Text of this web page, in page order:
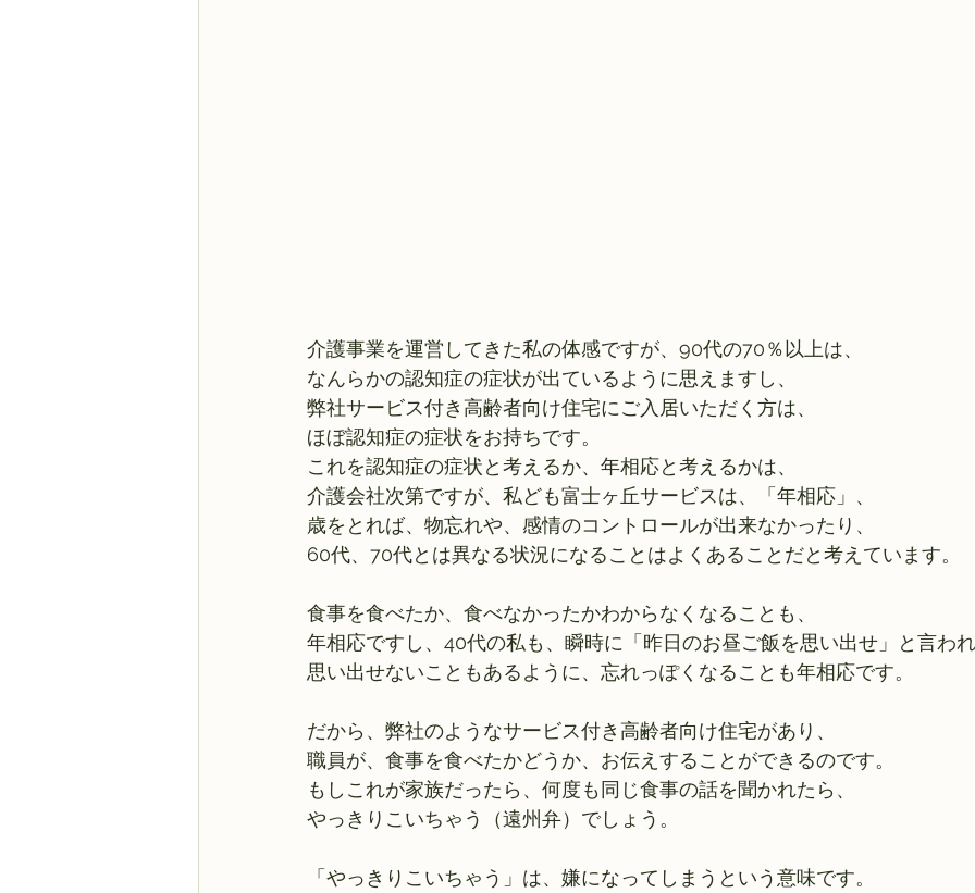
介護事業を運営してきた私の体感ですが、90代の70％以上は、
なんらかの認知症の症状が出ているように思えますし、
弊社サービス付き高齢者向け住宅にご入居いただく方は、
ほぼ認知症の症状をお持ちです。
これを認知症の症状と考えるか、年相応と考えるかは、
介護会社次第ですが、私ども富士ヶ丘サービスは、「年相応」、
歳をとれば、物忘れや、感情のコントロールが出来なかったり、
60代、70代とは異なる状況になることはよくあることだと考えています。
食事を食べたか、食べなかったかわからなくなることも、
年相応ですし、40代の私も、瞬時に「昨日のお昼ご飯を思い出せ」と言わ
思い出せないこともあるように、忘れっぽくなることも年相応です。
だから、弊社のようなサービス付き高齢者向け住宅があり、
職員が、食事を食べたかどうか、お伝えすることができるのです。
もしこれが家族だったら、何度も同じ食事の話を聞かれたら、
やっきりこいちゃう（遠州弁）でしょう。
「やっきりこいちゃう」は、嫌になってしまうという意味です。